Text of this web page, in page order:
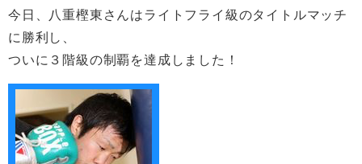
今日、八重樫東さんはライトフライ級のタイトルマッチ
に勝利し、
ついに３階級の制覇を達成しました！